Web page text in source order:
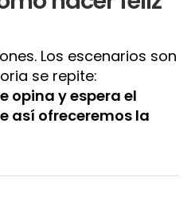
Los escenarios son
se repite:
opina y espera el
así ofreceremos la